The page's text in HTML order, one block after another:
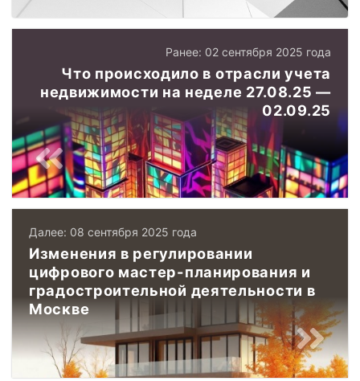
Ранее: 02 сентября 2025 года
Что происходило в отрасли учета
недвижимости на неделе 27.08.25 —
02.09.25
Далее: 08 сентября 2025 года
Изменения в регулировании
цифрового мастер-планирования и
градостроительной деятельности в
Москве